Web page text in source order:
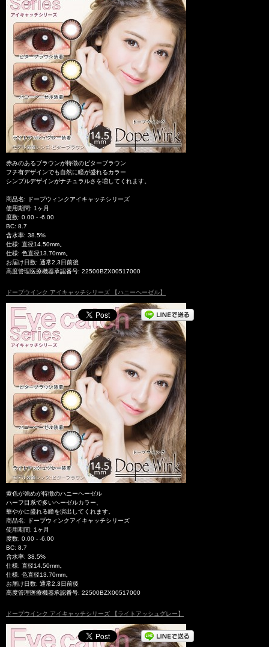
赤みのあるブラウンが特徴のビターブラウン
フチ有デザインでも自然に瞳が盛れるカラー
シンプルデザインがナチュラルさを増してくれます。
商品名: ドープウィンクアイキャッチシリーズ
使用期間: 1ヶ月
度数: 0.00 - -6.00
BC: 8.7
含水率: 38.5%
仕様: 直径14.50mm。
仕様: 色直径13.70mm。
お届け日数: 通常2,3日前後
高度管理医療機器承認番号: 22500BZX00517000
ドープウインク アイキャッチシリーズ 【ハニーヘーゼル】
黄色が強めが特徴のハニーヘーゼル
ハーフ目系で多いヘーゼルカラー、
華やかに盛れる瞳を演出してくれます。
商品名: ドープウィンクアイキャッチシリーズ
使用期間: 1ヶ月
度数: 0.00 - -6.00
BC: 8.7
含水率: 38.5%
仕様: 直径14.50mm。
仕様: 色直径13.70mm。
お届け日数: 通常2,3日前後
高度管理医療機器承認番号: 22500BZX00517000
ドープウインク アイキャッチシリーズ 【ライトアッシュグレー】